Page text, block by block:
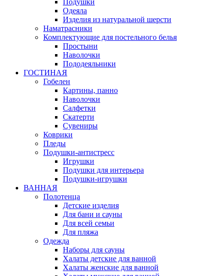
Подушки
Одеяла
Изделия из натуральной шерсти
Наматраcники
Комплектующие для постельного белья
Простыни
Наволочки
Пододеяльники
ГОСТИНАЯ
Гобелен
Картины, панно
Наволочки
Салфетки
Скатерти
Сувениры
Коврики
Пледы
Подушки-антистресс
Игрушки
Подушки для интерьера
Подушки-игрушки
ВАННАЯ
Полотенца
Детские изделия
Для бани и сауны
Для всей семьи
Для пляжа
Одежда
Наборы для сауны
Халаты детские для ванной
Халаты женские для ванной